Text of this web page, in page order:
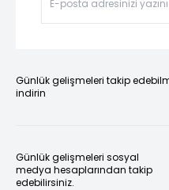
Günlük gelişmeleri takip
indirin
Günlük gelişmeleri sosyal
medya hesaplarından takip
edebilirsiniz.